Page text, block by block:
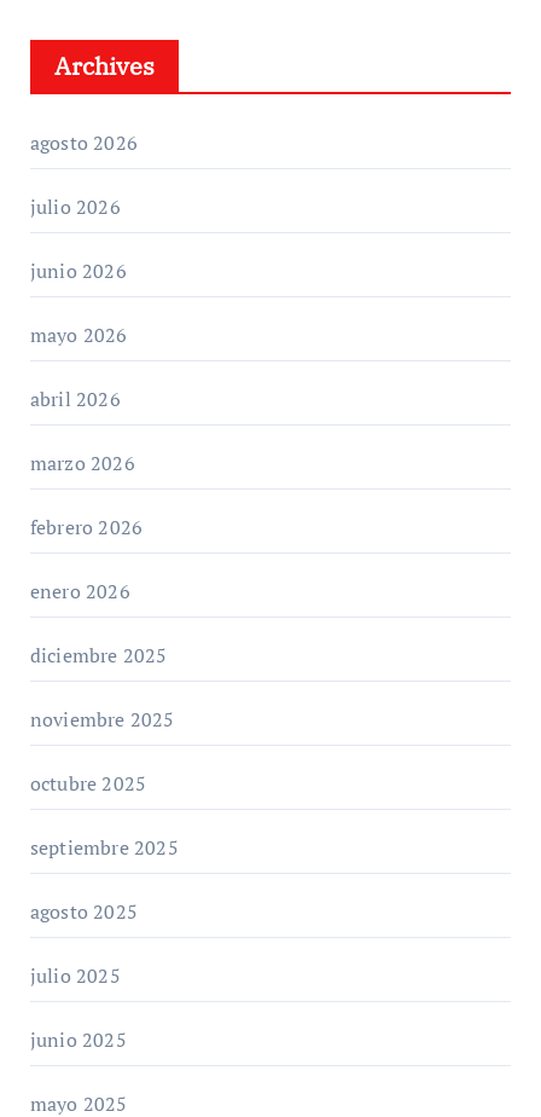
Archives
agosto 2026
julio 2026
junio 2026
mayo 2026
abril 2026
marzo 2026
febrero 2026
enero 2026
diciembre 2025
noviembre 2025
octubre 2025
septiembre 2025
agosto 2025
julio 2025
junio 2025
mayo 2025